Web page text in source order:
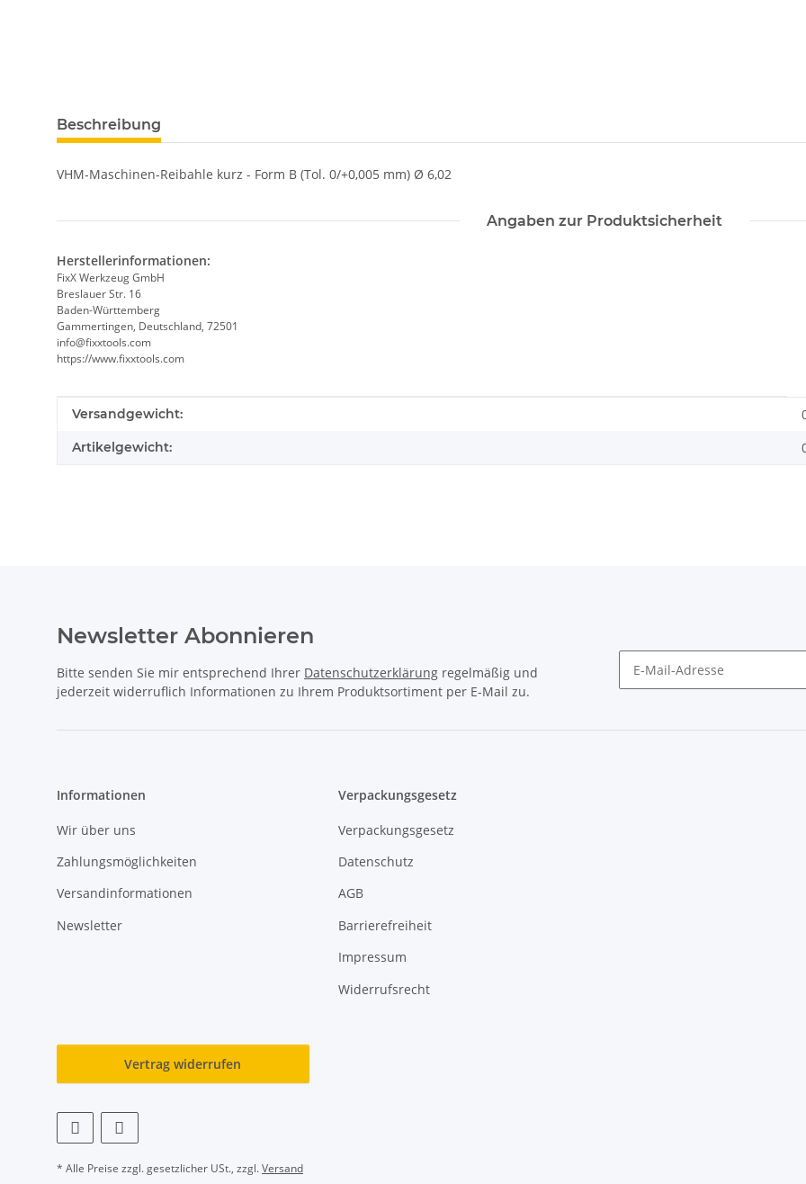
weitere Registerkarten anzeigen
Beschreibung
VHM-Maschinen-Reibahle kurz - Form B (Tol. 0/+0,005 mm) Ø 6,02
Angaben zur Produktsicherheit
Herstellerinformationen:
FixX Werkzeug GmbH
Breslauer Str. 16
Baden-Württemberg
Gammertingen, Deutschland, 72501
info@fixxtools.com
https://www.fixxtools.com
Produkteigenschaft
Wert
Versandgewicht:
Artikelgewicht:
Newsletter Abonnieren
Bitte senden Sie mir entsprechend Ihrer Datenschutzerklärung regelmäßig und
jederzeit widerruflich Informationen zu Ihrem Produktsortiment per E-Mail zu.
Informationen
Wir über uns
Zahlungsmöglichkeiten
Versandinformationen
Newsletter
Verpackungsgesetz
Verpackungsgesetz
Datenschutz
AGB
Barrierefreiheit
Impressum
Widerrufsrecht
Vertrag widerrufen
* Alle Preise zzgl. gesetzlicher USt., zzgl.Versand